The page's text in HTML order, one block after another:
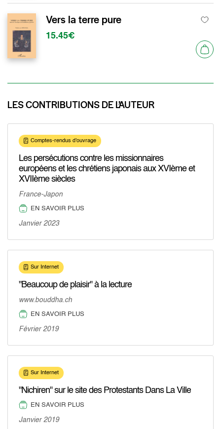
Vers la terre pure
15.45€
LES CONTRIBUTIONS DE L’AUTEUR
Comptes-rendus d'ouvrage
Les persécutions contre les missionnaires
européens et les chrétiens japonais aux XVIème et
XVIIème siècles
France-Japon
EN SAVOIR PLUS
Janvier 2023
Sur Internet
"Beaucoup de plaisir" à la lecture
www.bouddha.ch
EN SAVOIR PLUS
Février 2019
Sur Internet
"Nichiren" sur le site des Protestants Dans La Ville
EN SAVOIR PLUS
Janvier 2019